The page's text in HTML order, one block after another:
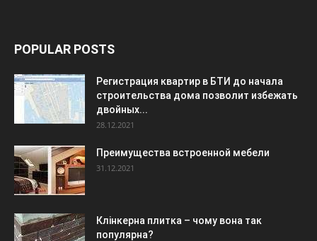
POPULAR POSTS
Регистрация квартир в БТИ до начала
строительства дома позволит избежать
двойных...
28.12.2021
Преимущества встроенной мебели
31.12.2021
Клінкерна плитка – чому вона так
популярна?